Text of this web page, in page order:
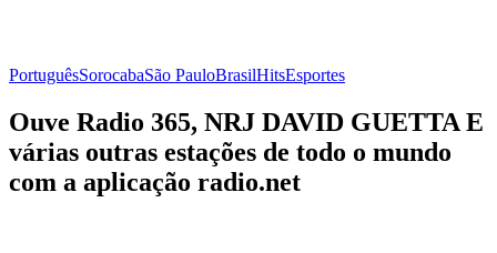
PortuguêsSorocabaSão PauloBrasilHitsEsportes
Ouve Radio 365, NRJ DAVID GUETTA E
várias outras estações de todo o mundo
com a aplicação radio.net